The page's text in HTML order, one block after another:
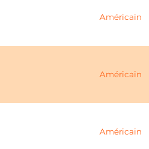
Américain
Américain
Américain